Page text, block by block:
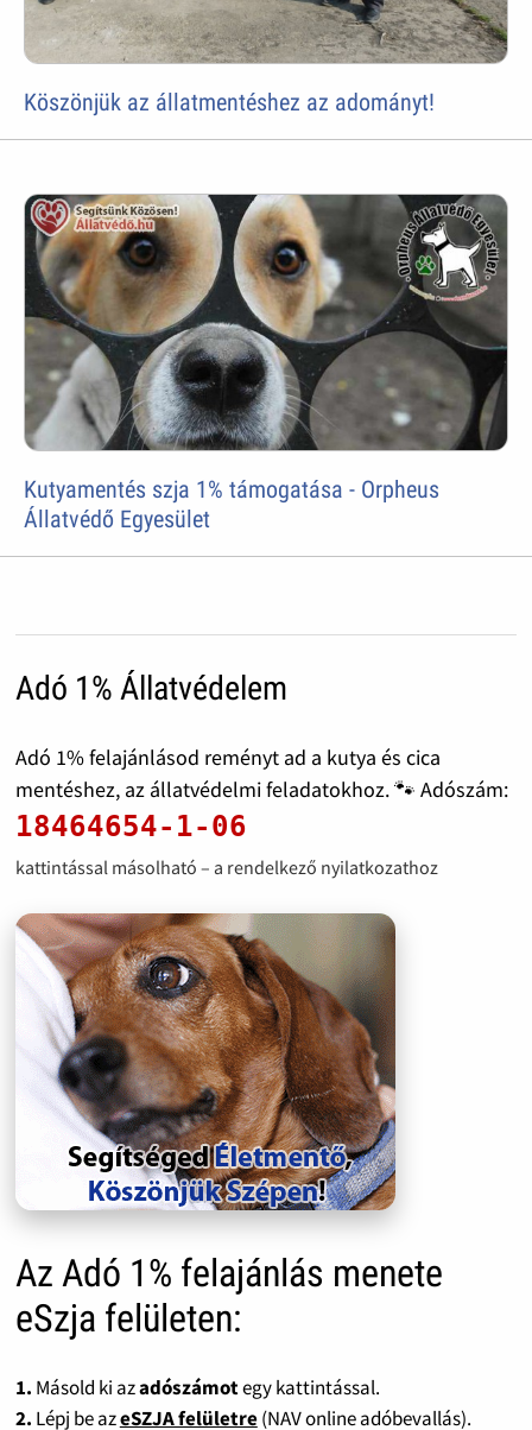
Köszönjük az állatmentéshez az adományt!
Kutyamentés szja 1% támogatása - Orpheus
Állatvédő Egyesület
Adó 1% Állatvédelem
Adó 1% felajánlásod reményt ad a kutya és cica
mentéshez, az állatvédelmi feladatokhoz. 🐾 Adószám:
18464654-1-06
kattintással másolható – a rendelkező nyilatkozathoz
Az Adó 1% felajánlás menete
eSzja felületen:
1. Másold ki azadószámotegy kattintással.
2. Lépj be azeSZJA felületre(NAV online adóbevallás).